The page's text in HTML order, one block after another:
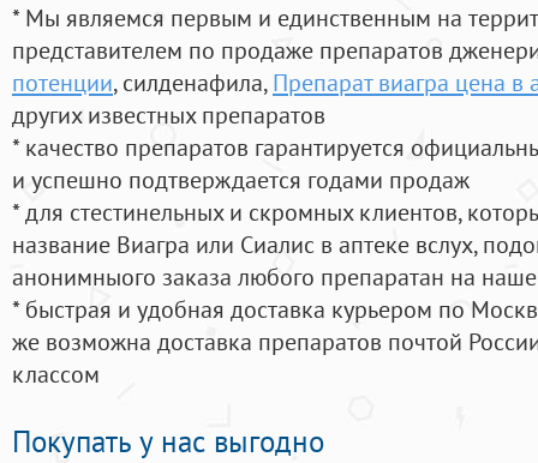
* Мы являемся первым и единственным на
представителем по продаже препаратов
потенции, силденафила, Препарат виагра цена в
других известных препаратов
* качество препаратов гарантируется
и успешно подтверждается годами продаж
* для стестинельных и скромных клиентов,
название Виагра или Сиалис в аптеке вслух,
анонимныого заказа любого препаратан на
* быстрая и удобная доставка курьером по
же возможна доставка препаратов почтой
классом
Покупать у нас выгодно